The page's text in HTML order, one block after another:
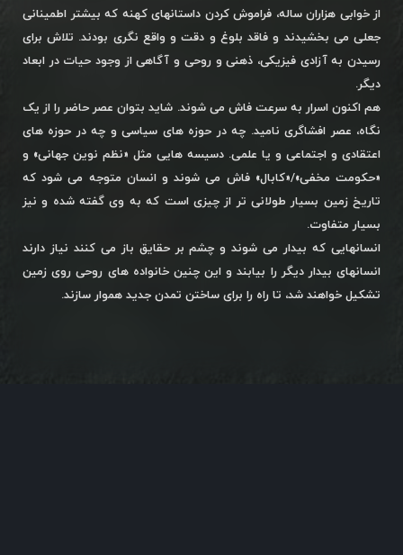
از خوابی هزاران ساله، فراموش کردن داستانهای کهنه که بیشتر اطمینانی
جعلی می بخشیدند و فاقد بلوغ و دقت و واقع نگری بودند. تلاش برای
رسیدن به آزادی فیزیکی، ذهنی و روحی و آگاهی از وجود حیات در ابعاد
دیگر.
هم اکنون اسرار به سرعت فاش می شوند. شاید بتوان عصر حاضر را از یک
نگاه، عصر افشاگری نامید. چه در حوزه های سیاسی و چه در حوزه های
اعتقادی و اجتماعی و یا علمی. دسیسه هایی مثل «نظم نوین جهانی» و
«حکومت مخفی»/«کابال» فاش می شوند و انسان متوجه می شود که
تاریخ زمین بسیار طولانی تر از چیزی است که به وی گفته شده و نیز
بسیار متفاوت.
انسانهایی که بیدار می شوند و چشم بر حقایق باز می کنند نیاز دارند
انسانهای بیدار دیگر را بیابند و این چنین خانواده های روحی روی زمین
تشکیل خواهند شد، تا راه را برای ساختن تمدن جدید هموار سازند.